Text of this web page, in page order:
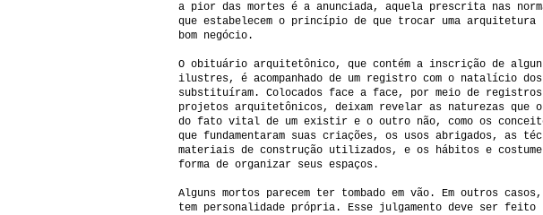
a pior das mortes é a anunciada, aquela prescrita nas
que estabelecem o princípio de que trocar uma arquitetura
bom negócio.
O obituário arquitetônico, que contém a inscrição de
ilustres, é acompanhado de um registro com o natalício
substituíram. Colocados face a face, por meio de
projetos arquitetônicos, deixam revelar as naturezas que
do fato vital de um existir e o outro não, como os
que fundamentaram suas criações, os usos abrigados, as
materiais de construção utilizados, e os hábitos e
forma de organizar seus espaços.
Alguns mortos parecem ter tombado em vão. Em outros
tem personalidade própria. Esse julgamento deve ser feito